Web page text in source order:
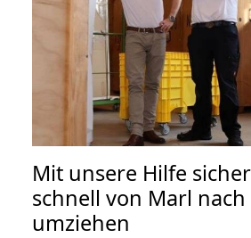
Mit unsere Hilfe
schnell von Marl nach
umziehen